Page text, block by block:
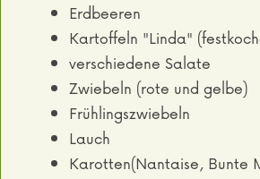
Erdbeeren
Kartoffeln "Linda"
verschiedene Salate
Zwiebeln (rote und gelbe)
Frühlingszwiebeln
Lauch
Karotten(Nantaise, Bunte